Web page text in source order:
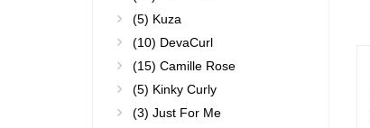
(5) Kuza
(10) DevaCurl
(15) Camille Rose
(5) Kinky Curly
(3) Just For Me